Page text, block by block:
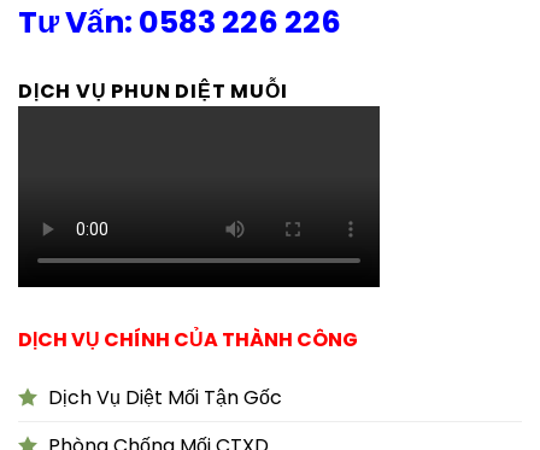
Tư Vấn: 0583 226 226
DỊCH VỤ PHUN DIỆT MUỖI
DỊCH VỤ CHÍNH CỦA THÀNH CÔNG
Dịch Vụ Diệt Mối Tận Gốc